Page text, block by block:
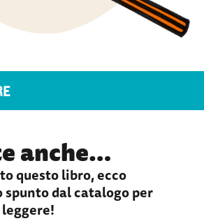
anche…
questo libro, ecco
dal catalogo per